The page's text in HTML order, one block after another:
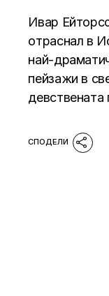
Ивар
отраснал в
най-
пейзажи в
девствената